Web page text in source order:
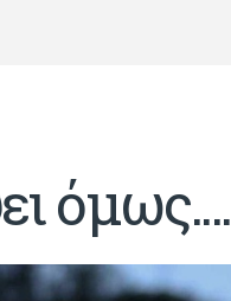
όμως....